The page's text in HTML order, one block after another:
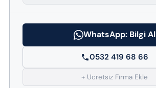
WhatsApp: Bilgi Al
0532 419 68 66
+ Ucretsiz Firma Ekle